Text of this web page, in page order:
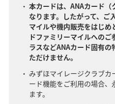
本カードは、ANAカード
なります。したがって、ご
マイルや機内販売をはじめ
ドファミリーマイルへの
ラスなどANAカード固有
ただけません。
みずほマイレージクラブカ
ード機能をご利用の場合、
ます。